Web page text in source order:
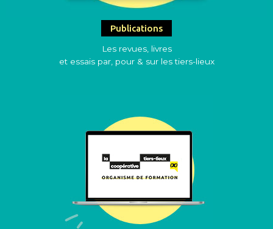
Publications
Les revues, livres
et essais par, pour & sur les tiers-lieux